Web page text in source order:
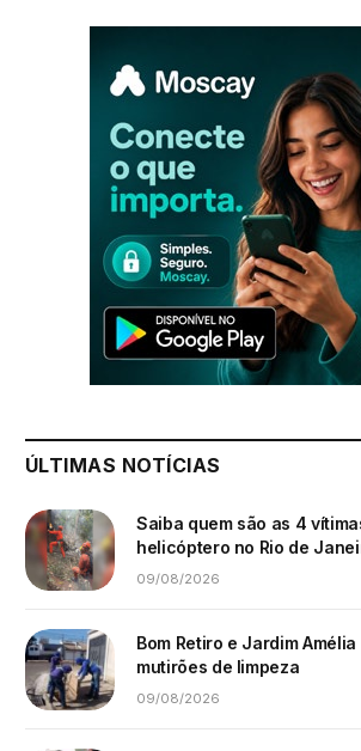
ÚLTIMAS NOTÍCIAS
Saiba quem são as 4
helicóptero no Rio de
09/08/2026
Bom Retiro e Jardim
mutirões de limpeza
09/08/2026